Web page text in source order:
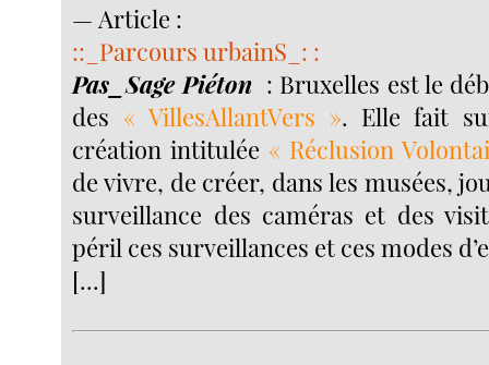
— Article :
::_Parcours urbainS_: :
Pas_Sage Piéton : Bruxelles est le
des « VillesAllantVers ». Elle fait
création intitulée « Réclusion
de vivre, de créer, dans les musées,
surveillance des caméras et des
péril ces surveillances et ces modes
[...]